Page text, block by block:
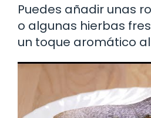
Puedes añadir unas
o algunas hierbas
un toque aromático